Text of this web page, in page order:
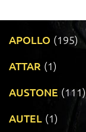
APOLLO (195)
ATTAR (1)
AUSTONE (111)
AUTEL (1)